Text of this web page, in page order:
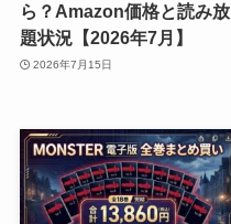
ら？Amazon価格と読み放
題状況【2026年7月】
2026年7月15日